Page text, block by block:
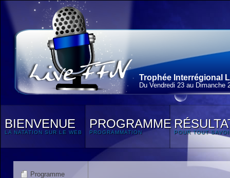
Trophée Interrégional
Du Vendredi 23 au Dimanche
BIENVENUE
LA NATATION SUR LE WEB
PROGRAMME
PROGRAMMATION POUR TOUT
Programme